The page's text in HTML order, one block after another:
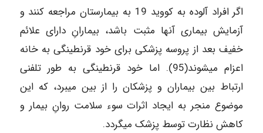
اگر افراد آلوده به کووید 19 به بیمارستان مراجعه کنند و
آزمایش بیماری آن‎ها مثبت باشد، بیمارانِ دارای علائم
خفیف بعد از پروسه پزشکی برای خود قرنطینگی به خانه
اعزام می‎شوند(95). اما خود قرنطینگی به طور تلفنی
ارتباط بین بیماران و پزشکان را از بین می‎برد، که این
موضوع منجر به ایجاد اثرات سوء سلامت روانِ بیمار و
کاهش نظارت توسط پزشک می‎گردد.